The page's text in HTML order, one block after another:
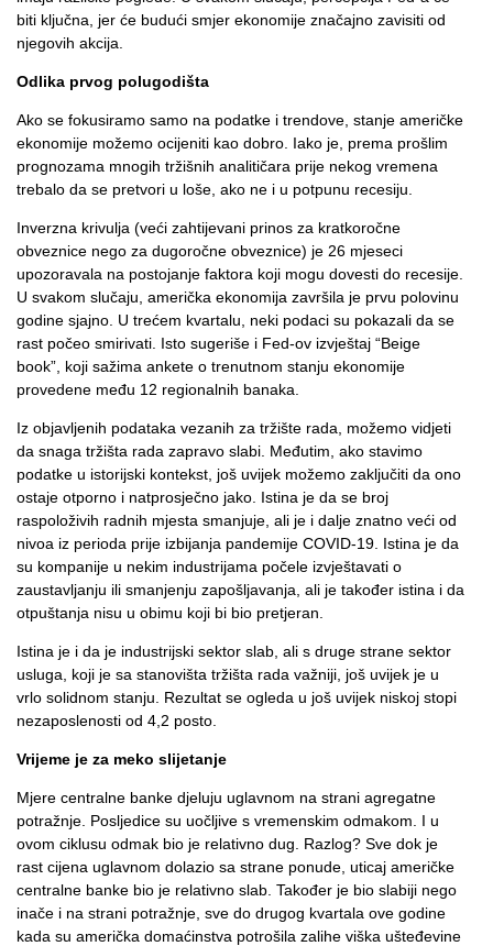
biti ključna, jer će budući smjer ekonomije značajno zavisiti od
njegovih akcija.
Odlika prvog polugodišta
Ako se fokusiramo samo na podatke i trendove, stanje američke
ekonomije možemo ocijeniti kao dobro. Iako je, prema prošlim
prognozama mnogih tržišnih analitičara prije nekog vremena
trebalo da se pretvori u loše, ako ne i u potpunu recesiju.
Inverzna krivulja (veći zahtijevani prinos za kratkoročne
obveznice nego za dugoročne obveznice) je 26 mjeseci
upozoravala na postojanje faktora koji mogu dovesti do recesije.
U svakom slučaju, američka ekonomija završila je prvu polovinu
godine sjajno. U trećem kvartalu, neki podaci su pokazali da se
rast počeo smirivati. Isto sugeriše i Fed-ov izvještaj “Beige
book”, koji sažima ankete o trenutnom stanju ekonomije
provedene među 12 regionalnih banaka.
Iz objavljenih podataka vezanih za tržište rada, možemo vidjeti
da snaga tržišta rada zapravo slabi. Međutim, ako stavimo
podatke u istorijski kontekst, još uvijek možemo zaključiti da ono
ostaje otporno i natprosječno jako. Istina je da se broj
raspoloživih radnih mjesta smanjuje, ali je i dalje znatno veći od
nivoa iz perioda prije izbijanja pandemije COVID-19. Istina je da
su kompanije u nekim industrijama počele izvještavati o
zaustavljanju ili smanjenju zapošljavanja, ali je također istina i da
otpuštanja nisu u obimu koji bi bio pretjeran.
Istina je i da je industrijski sektor slab, ali s druge strane sektor
usluga, koji je sa stanovišta tržišta rada važniji, još uvijek je u
vrlo solidnom stanju. Rezultat se ogleda u još uvijek niskoj stopi
nezaposlenosti od 4,2 posto.
Vrijeme je za meko slijetanje
Mjere centralne banke djeluju uglavnom na strani agregatne
potražnje. Posljedice su uočljive s vremenskim odmakom. I u
ovom ciklusu odmak bio je relativno dug. Razlog? Sve dok je
rast cijena uglavnom dolazio sa strane ponude, uticaj američke
centralne banke bio je relativno slab. Također je bio slabiji nego
inače i na strani potražnje, sve do drugog kvartala ove godine
kada su američka domaćinstva potrošila zalihe viška ušteđevine